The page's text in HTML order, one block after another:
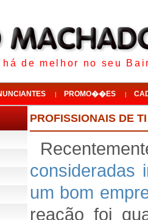
há de melhor no seu
| PROMO��ES |
PROFISSIONAIS DE
consideradas
um bom
reação foi